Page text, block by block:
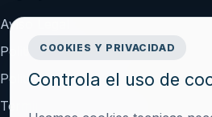
Aviso Legal
Politica de Privacidad
Politica de Cookies
Terminos y Condiciones
COOKIES Y PRIVACIDAD
Controla el uso de